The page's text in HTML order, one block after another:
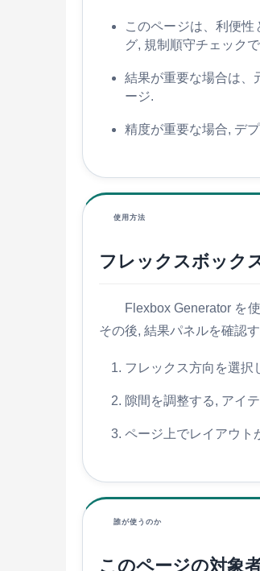
このページは、利便
グ, 規制順守チェック
結果が重要な場合は、
ージ.
精度が重要な場合, デ
使用方法
フレックスボック
Flexbox Generator を
その後, 結果パネルを確認
フレックス方向を選択
隙間を調整する, アイ
ページ上でレイアウト
誰が使うのか
このページの対象